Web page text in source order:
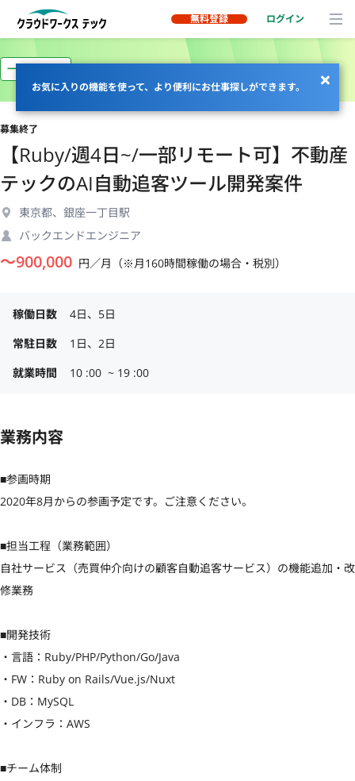
無料登録 ログイン
お気に入りの機能を使って、より便利にお仕事探しができます。
一部リモート
募集終了
【Ruby/週4日~/一部リモート可】不動産
テックのAI自動追客ツール開発案件
東京都、銀座一丁目駅
バックエンドエンジニア
〜900,000 円／月（※月160時間稼働の場合・税別）
稼働日数
4日、5日
常駐日数
1日、2日
就業時間
10 :00  ~ 19 :00
業務内容
■参画時期
2020年8月からの参画予定です。ご注意ください。
■担当工程（業務範囲）
自社サービス（売買仲介向けの顧客自動追客サービス）の機能追加・改
修業務
■開発技術
・言語：Ruby/PHP/Python/Go/Java
・FW：Ruby on Rails/Vue.js/Nuxt
・DB：MySQL
・インフラ：AWS
■チーム体制